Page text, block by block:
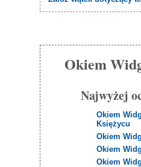
Okiem
Najwyżej
Okiem
Księżycu
Okiem
Okiem
Okiem